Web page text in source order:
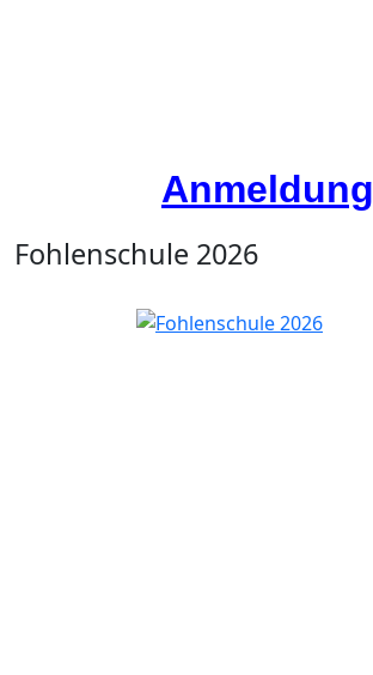
Anmeldung
Fohlenschule 2026